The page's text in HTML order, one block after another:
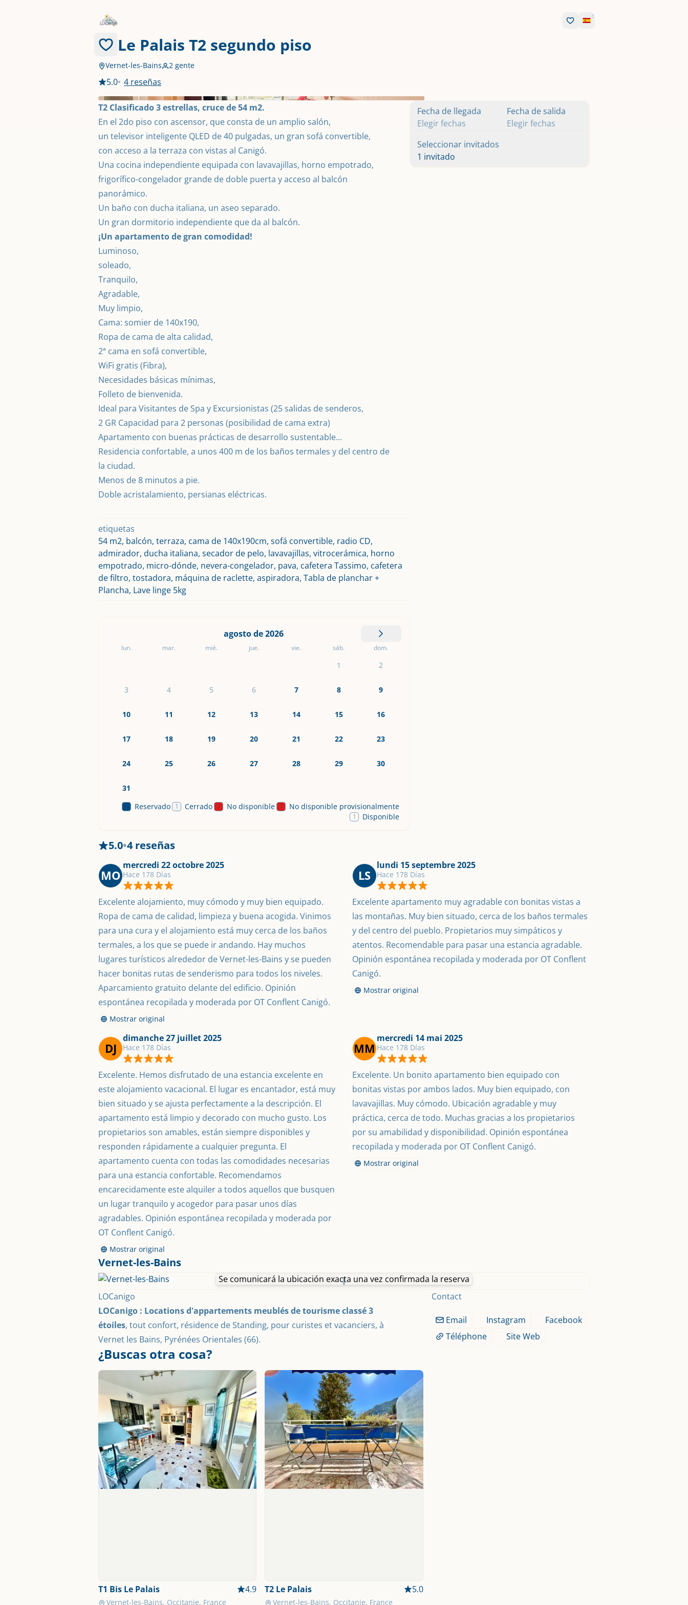
Le Palais T2 segundo piso
Vernet-les-Bains 2 gente
5.0• 4 reseñas
+12
T2 Clasificado 3 estrellas, cruce de 54 m2.
En el 2do piso con ascensor, que consta de un amplio salón,
un televisor inteligente QLED de 40 pulgadas, un gran sofá convertible,
con acceso a la terraza con vistas al Canigó.
Una cocina independiente equipada con lavavajillas, horno empotrado,
frigorífico-congelador grande de doble puerta y acceso al balcón
panorámico.
Un baño con ducha italiana, un aseo separado.
¡Un apartamento de gran comodidad!
Luminoso,
soleado,
Tranquilo,
Agradable,
Muy limpio,
Cama: somier de 140x190,
Ropa de cama de alta calidad,
2ª cama en sofá convertible,
WiFi gratis (Fibra),
Necesidades básicas mínimas,
Folleto de bienvenida.
Ideal para Visitantes de Spa y Excursionistas (25 salidas de senderos,
2 GR Capacidad para 2 personas (posibilidad de cama extra)
Apartamento con buenas prácticas de desarrollo sustentable...
Residencia confortable, a unos 400 m de los baños termales y del centro de
la ciudad.
Menos de 8 minutos a pie.
Doble acristalamiento, persianas eléctricas.
etiquetas
54 m2, balcón, terraza, cama de 140x190cm, sofá convertible, radio CD,
admirador, ducha italiana, secador de pelo, lavavajillas, vitrocerámica, horno
empotrado, micro-dónde, nevera-congelador, pava, cafetera Tassimo, cafetera
de filtro, tostadora, máquina de raclette, aspiradora, Tabla de planchar +
Plancha, Lave linge 5kg
agosto de 2026
lun. mar. mié. jue. vie. sáb. dom.
1 2
3 4 5 6 7 8 9
10 11 12 13 14 15 16
17 18 19 20 21 22 23
24 25 26 27 28 29 30
31
Reservado 1 Cerrado 1 No disponible 1 No disponible provisionalmente
1 Disponible
Fecha de llegada
Elegir fechas
Fecha de salida
Elegir fechas
Seleccionar invitados
1 invitado
5.0•4 reseñas
MO
mercredi 22 octobre 2025
Hace 178 Días
Excelente alojamiento, muy cómodo y muy bien equipado.
Ropa de cama de calidad, limpieza y buena acogida. Vinimos
para una cura y el alojamiento está muy cerca de los baños
termales, a los que se puede ir andando. Hay muchos
lugares turísticos alrededor de Vernet-les-Bains y se pueden
hacer bonitas rutas de senderismo para todos los niveles.
Aparcamiento gratuito delante del edificio. Opinión
espontánea recopilada y moderada por OT Conflent Canigó.
Mostrar original
LS
lundi 15 septembre 2025
Hace 178 Días
Excelente apartamento muy agradable con bonitas vistas a
las montañas. Muy bien situado, cerca de los baños termales
y del centro del pueblo. Propietarios muy simpáticos y
atentos. Recomendable para pasar una estancia agradable.
Opinión espontánea recopilada y moderada por OT Conflent
Canigó.
Mostrar original
DJ
dimanche 27 juillet 2025
Hace 178 Días
Excelente. Hemos disfrutado de una estancia excelente en
este alojamiento vacacional. El lugar es encantador, está muy
bien situado y se ajusta perfectamente a la descripción. El
apartamento está limpio y decorado con mucho gusto. Los
propietarios son amables, están siempre disponibles y
responden rápidamente a cualquier pregunta. El
apartamento cuenta con todas las comodidades necesarias
para una estancia confortable. Recomendamos
encarecidamente este alquiler a todos aquellos que busquen
un lugar tranquilo y acogedor para pasar unos días
agradables. Opinión espontánea recopilada y moderada por
OT Conflent Canigó.
Mostrar original
MM
mercredi 14 mai 2025
Hace 178 Días
Excelente. Un bonito apartamento bien equipado con
bonitas vistas por ambos lados. Muy bien equipado, con
lavavajillas. Muy cómodo. Ubicación agradable y muy
práctica, cerca de todo. Muchas gracias a los propietarios
por su amabilidad y disponibilidad. Opinión espontánea
recopilada y moderada por OT Conflent Canigó.
Mostrar original
Vernet-les-Bains
Se comunicará la ubicación exacta una vez confirmada la reserva
LOCanigo
LOCanigo : Locations d'appartements meublés de tourisme classé 3
étoiles, tout confort, résidence de Standing, pour curistes et vacanciers, à
Vernet les Bains, Pyrénées Orientales (66).
Contact
Email Instagram
Facebook
Téléphone
Site Web
¿Buscas otra cosa?
T1 Bis Le Palais 4.9
Vernet-les-Bains, Occitanie, France
T2 Le Palais 5.0
Vernet-les-Bains, Occitanie, France